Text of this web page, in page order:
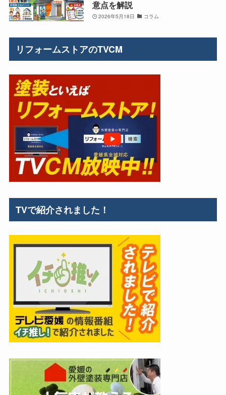
意点を解説
2026年5月18日 コラム
リフォームストアのTVCM
TVで紹介されました！